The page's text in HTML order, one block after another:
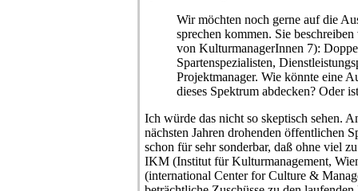
Wir möchten noch gerne auf die
sprechen kommen. Sie
von KulturmanagerInnen 7):
Spartenspezialisten,
Projektmanager. Wie könnte eine
dieses Spektrum abdecken? Oder
Ich würde das nicht so skeptisch sehen.
nächsten Jahren drohenden öffentlichen
schon für sehr sonderbar, daß ohne viel
IKM (Institut für Kulturmanagement,
(international Center for Culture &